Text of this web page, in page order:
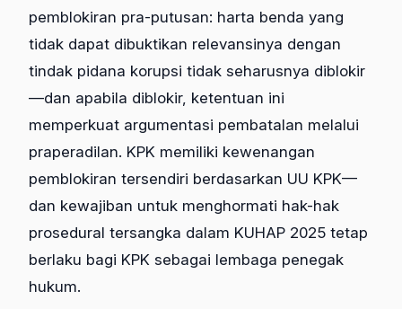
pemblokiran pra-putusan: harta benda yang
tidak dapat dibuktikan relevansinya dengan
tindak pidana korupsi tidak seharusnya diblokir
—dan apabila diblokir, ketentuan ini
memperkuat argumentasi pembatalan melalui
praperadilan. KPK memiliki kewenangan
pemblokiran tersendiri berdasarkan UU KPK—
dan kewajiban untuk menghormati hak-hak
prosedural tersangka dalam KUHAP 2025 tetap
berlaku bagi KPK sebagai lembaga penegak
hukum.